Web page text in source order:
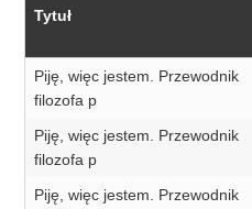
Tytuł
Piję, więc jestem. Przewodnik
filozofa p
Piję, więc jestem. Przewodnik
filozofa p
Piję, więc jestem. Przewodnik